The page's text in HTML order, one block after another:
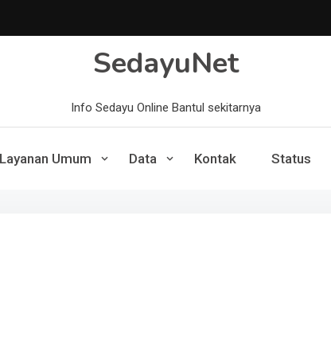
SedayuNet
Info Sedayu Online Bantul sekitarnya
Layanan Umum Data Kontak Status